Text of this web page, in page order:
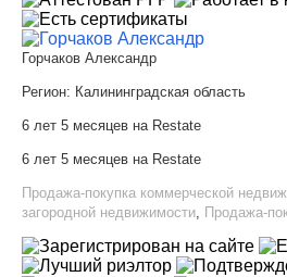
Горчаков Александр
Регион: Калининградская область
6 лет 5 месяцев на Restate
6 лет 5 месяцев на Restate
Продажа-покупка коммерческой
загородной недвижимости, Продажа-